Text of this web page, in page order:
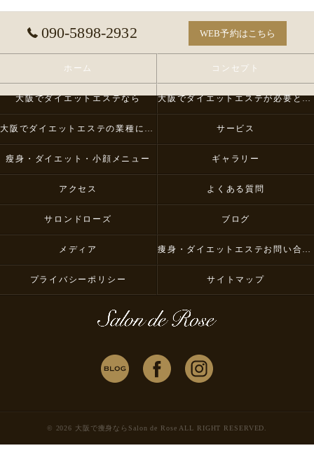
090-5898-2932 WEB予約はこちら
ホーム コンセプト
大阪でダイエットエステなら 大阪でダイエットエステが必要とされる理由
大阪でダイエットエステの業種について サービス
瘦身・ダイエット・小顔メニュー ギャラリー
アクセス よくある質問
サロンドローズ ブログ
メディア 痩身・ダイエットエステお問い合わせ
プライバシーポリシー サイトマップ
© 2026 大阪で痩身ならSalon de Rose ALL RIGHT RESERVED.